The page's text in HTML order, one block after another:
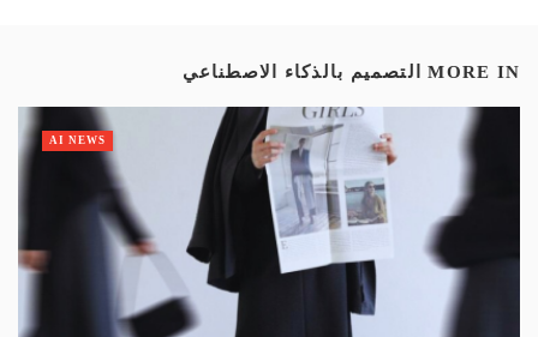
MORE IN التصميم بالذكاء الاصطناعي
AI NEWS